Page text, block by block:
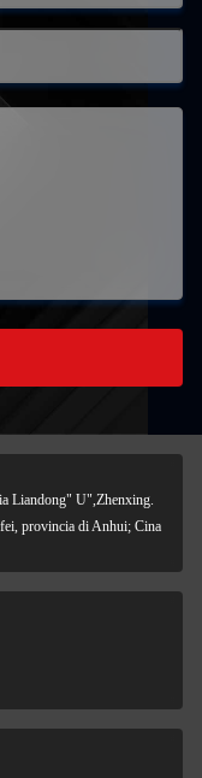
Liandong" U",Zhenxing.
provincia di Anhui; Cina